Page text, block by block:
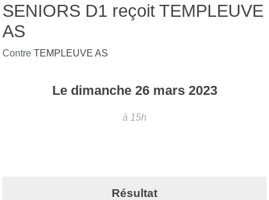
SENIORS D1 reçoit TEMPLEUVE
AS
Contre TEMPLEUVE AS
Le dimanche 26 mars 2023
à 15h
Résultat